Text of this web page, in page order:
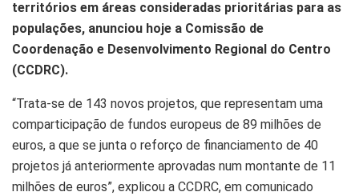
territórios em áreas consideradas prioritárias para as
populações, anunciou hoje a Comissão de
Coordenação e Desenvolvimento Regional do Centro
(CCDRC).
“Trata-se de 143 novos projetos, que representam uma
comparticipação de fundos europeus de 89 milhões de
euros, a que se junta o reforço de financiamento de 40
projetos já anteriormente aprovadas num montante de 11
milhões de euros”, explicou a CCDRC, em comunicado